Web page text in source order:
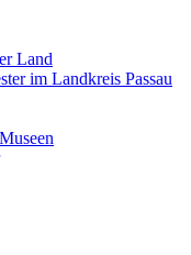
Land
im Landkreis Passau